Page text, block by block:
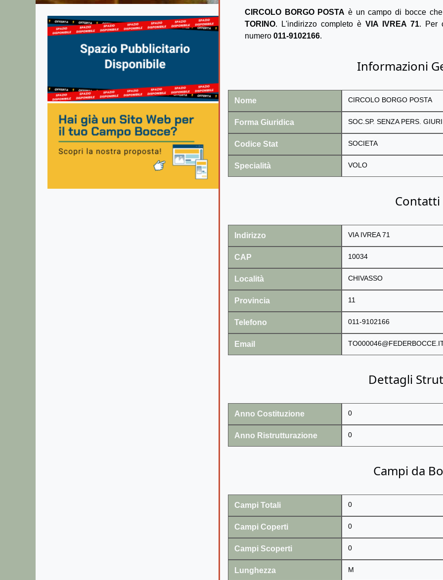
CIRCOLO BORGO POSTA è un campo di bocce
TORINO. L'indirizzo completo èVIA IVREA 71. Per
numero 011-9102166.
Informazioni
Nome CIRCOLO BORGO POSTA
Forma Giuridica SOC.SP. SENZA PERS.
Codice Stat SOCIETA
Specialità VOLO
Contatti
Indirizzo VIA IVREA 71
CAP 10034
Località CHIVASSO
Provincia 11
Telefono 011-9102166
Email
Dettagli
Anno Costituzione 0
Anno Ristrutturazione 0
Campi da
Campi Totali 0
Campi Coperti 0
Campi Scoperti 0
Lunghezza M